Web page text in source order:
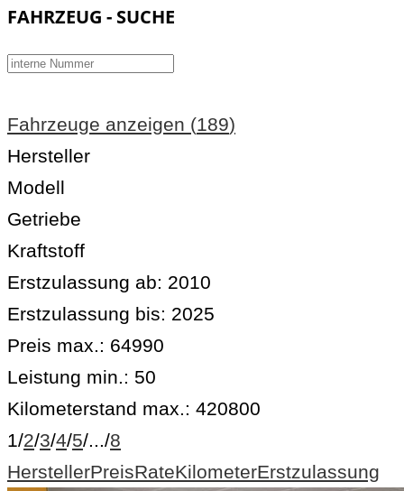
FAHRZEUG - SUCHE
Fahrzeuge anzeigen (189)
Hersteller
Modell
Getriebe
Kraftstoff
Erstzulassung ab: 2010
Erstzulassung bis: 2025
Preis max.: 64990
Leistung min.: 50
Kilometerstand max.: 420800
1/2/3/4/5/.../8
HerstellerPreisRateKilometerErstzulassung